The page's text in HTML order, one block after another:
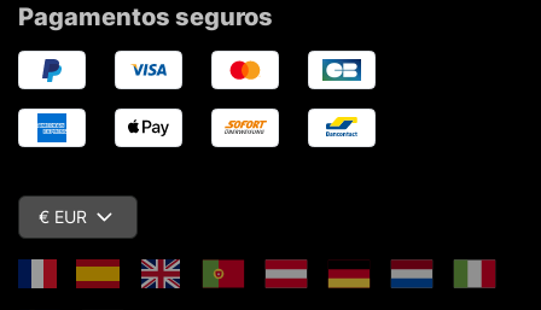
Pagamentos seguros
€ EUR